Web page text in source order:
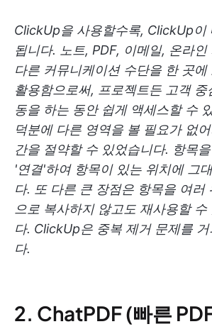
ClickUp을 사용할수록, ClickUp이
됩니다. 노트, PDF, 이메일, 온라
다른 커뮤니케이션 수단을 한 곳
활용함으로써, 프로젝트든 고객 중
동을 하는 동안 쉽게 액세스할 수
덕분에 다른 영역을 볼 필요가 없
간을 절약할 수 있었습니다. 항목
'연결'하여 항목이 있는 위치에 그
다. 또 다른 큰 장점은 항목을 여러
으로 복사하지 않고도 재사용할
다. ClickUp은 중복 제거 문제를
다.
2. ChatPDF (빠른